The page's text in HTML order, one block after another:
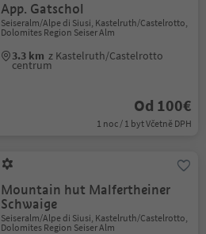
App. Gatschol
Seiseralm/Alpe di Siusi, Kastelruth/Castelrotto,
Dolomites Region Seiser Alm
3.3 km z Kastelruth/Castelrotto
centrum
Od 100€
1 noc / 1 byt Včetně DPH
Mountain hut Malfertheiner
Schwaige
Seiseralm/Alpe di Siusi, Kastelruth/Castelrotto,
Dolomites Region Seiser Alm